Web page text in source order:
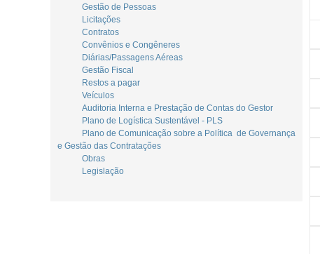
Gestão de Pessoas
Licitações
Contratos
Convênios e Congêneres
Diárias/Passagens Aéreas
Gestão Fiscal
Restos a pagar
Veículos
Auditoria Interna e Prestação de Contas do Gestor
Plano de Logística Sustentável - PLS
Plano de Comunicação sobre a Política de Governança
e Gestão das Contratações
Obras
Legislação